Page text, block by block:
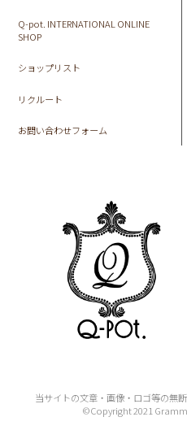
Q-pot. INTERNATIONAL ONLINE
SHOP
ショップリスト
リクルート
お問い合わせフォーム
当サイトの文章・画像・ロゴ等の無
©Copyright 2021